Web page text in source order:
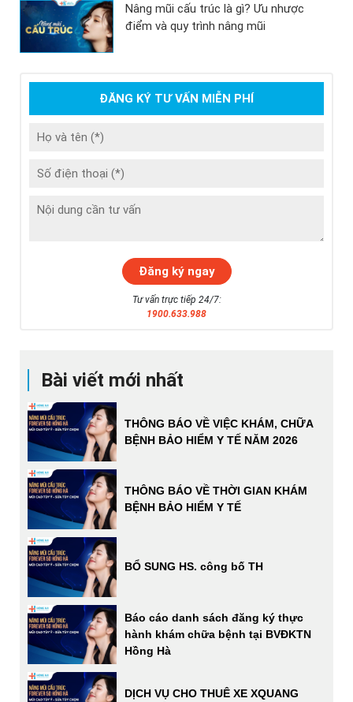
Nâng mũi cấu trúc là gì? Ưu nhược
điểm và quy trình nâng mũi
Bài viết mới nhất
THÔNG BÁO VỀ VIỆC KHÁM, CHỮA
BỆNH BẢO HIỂM Y TẾ NĂM 2026
THÔNG BÁO VỀ THỜI GIAN KHÁM
BỆNH BẢO HIỂM Y TẾ
BỔ SUNG HS. công bố TH
Báo cáo danh sách đăng ký thực
hành khám chữa bệnh tại BVĐKTN
Hồng Hà
DỊCH VỤ CHO THUÊ XE XQUANG
ĐĂNG KÝ TƯ VẤN MIỄN PHÍ
Tư vấn trực tiếp 24/7:
1900.633.988